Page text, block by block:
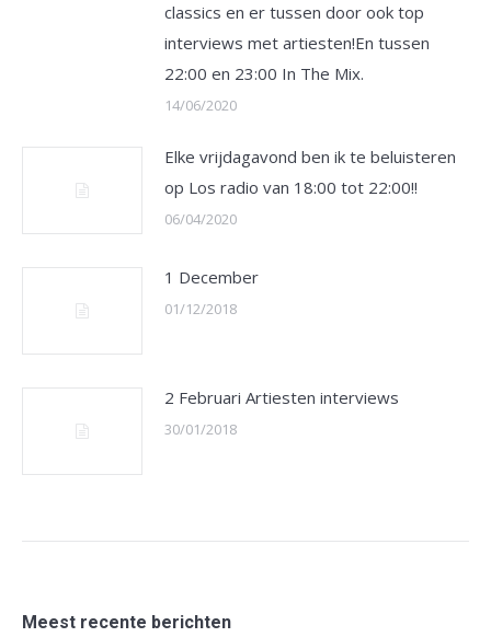
classics en er tussen door ook top
interviews met artiesten!En tussen
22:00 en 23:00 In The Mix.
14/06/2020
Elke vrijdagavond ben ik te beluisteren
op Los radio van 18:00 tot 22:00!!
06/04/2020
1 December
01/12/2018
2 Februari Artiesten interviews
30/01/2018
Meest recente berichten